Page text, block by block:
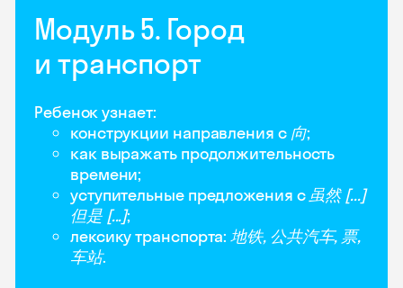
Модуль 5. Город
и транспорт
Ребенок узнает:
конструкции направления с 向;
как выражать продолжительность
времени;
уступительные предложения с虽然 [...]
但是 [...];
лексику транспорта:地铁, 公共汽车, 票,
车站.